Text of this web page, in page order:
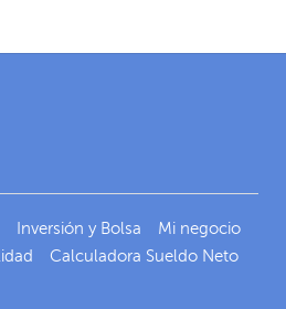
Inversión y Bolsa
Mi negocio
Calculadora Sueldo Neto